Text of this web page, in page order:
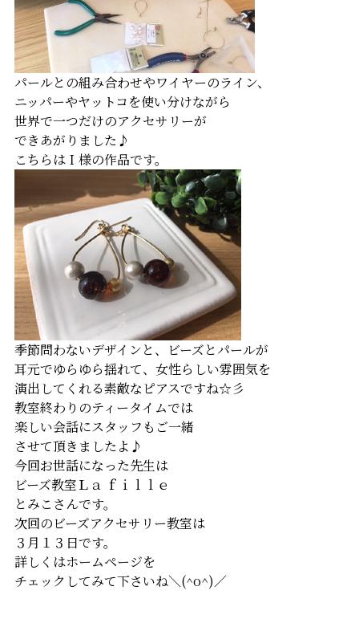
パールとの組み合わせやワイヤーのライン、
ニッパーやヤットコを使い分けながら
世界で一つだけのアクセサリーが
できあがりました♪
こちらはＩ様の作品です。
季節問わないデザインと、ビーズとパールが
耳元でゆらゆら揺れて、女性らしい雰囲気を
演出してくれる素敵なピアスですね☆彡
教室終わりのティータイムでは
楽しい会話にスタッフもご一緒
させて頂きましたよ♪
今回お世話になった先生は
ビーズ教室Ｌａ ｆｉｌｌｅ
とみこさんです。
次回のビーズアクセサリー教室は
３月１３日です。
詳しくはホームページを
チェックしてみて下さいね＼(^o^)／